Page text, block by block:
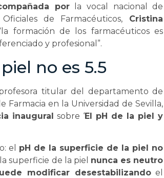
porla vocal nacional de
de Farmacéuticos, Cristina
formación de los farmacéuticos es
y profesional”.
no es 5.5
titular del departamento de
Farmacia en la Universidad de Sevilla,
inaugural sobre ‘El pH de la piel y
el pH de la superficie de la piel no
superficie de la piel nunca es neutro
modificar desestabilizandoel